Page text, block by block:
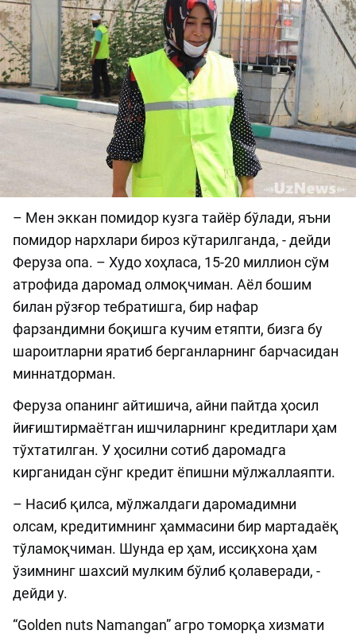
– Мен эккан помидор кузга тайёр бўлади, яъни
помидор нархлари бироз кўтарилганда, - дейди
Феруза опа. – Худо хоҳласа, 15-20 миллион сўм
атрофида даромад олмоқчиман. Аёл бошим
билан рўзғор тебратишга, бир нафар
фарзандимни боқишга кучим етяпти, бизга бу
шароитларни яратиб берганларнинг барчасидан
миннатдорман.
Феруза опанинг айтишича, айни пайтда ҳосил
йиғиштирмаётган ишчиларнинг кредитлари ҳам
тўхтатилган. У ҳосилни сотиб даромадга
кирганидан сўнг кредит ёпишни мўлжаллаяпти.
– Насиб қилса, мўлжалдаги даромадимни
олсам, кредитимнинг ҳаммасини бир мартадаёқ
тўламоқчиман. Шунда ер ҳам, иссиқхона ҳам
ўзимнинг шахсий мулким бўлиб қолаверади, -
дейди у.
“Golden nuts Namangan” агро томорқа хизмати